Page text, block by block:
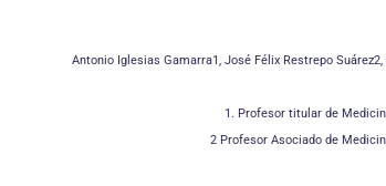
Antonio Iglesias Gamarra1, José Félix Restrepo
1. Profesor titular de
2 Profesor Asociado de